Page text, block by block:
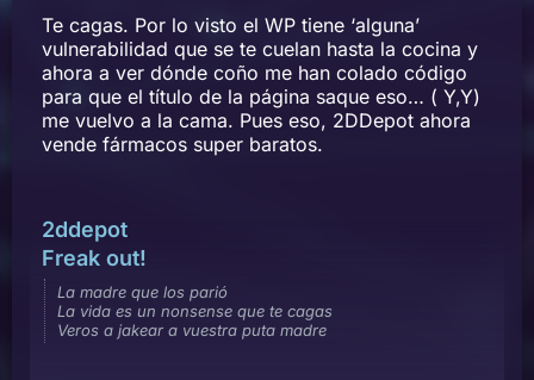
Te cagas. Por lo visto el WP tiene ‘alguna’
vulnerabilidad que se te cuelan hasta la cocina y
ahora a ver dónde coño me han colado código
para que el título de la página saque eso… ( Y,Y)
me vuelvo a la cama. Pues eso, 2DDepot ahora
vende fármacos super baratos.
2ddepot
Freak out!
La madre que los parió
La vida es un nonsense que te cagas
Veros a jakear a vuestra puta madre